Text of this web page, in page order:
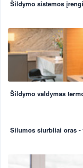
Šildymo sistemos
Šildymo valdymas
Šilumos siurbliai oras -